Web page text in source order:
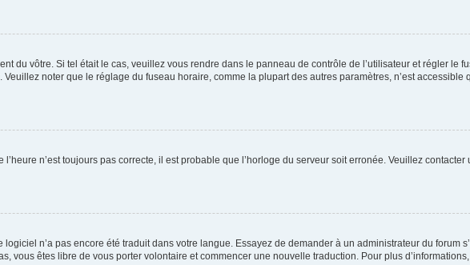
du vôtre. Si tel était le cas, veuillez vous rendre dans le panneau de contrôle de l’utilisateur et régler le
noter que le réglage du fuseau horaire, comme la plupart des autres paramètres, n’est accessible
n’est toujours pas correcte, il est probable que l’horloge du serveur soit erronée. Veuillez
n’a pas encore été traduit dans votre langue. Essayez de demander à un administrateur du forum
vous êtes libre de vous porter volontaire et commencer une nouvelle traduction. Pour plus